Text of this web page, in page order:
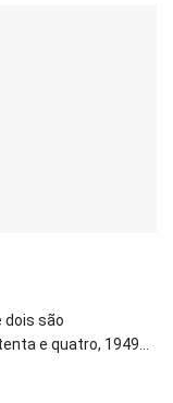
dois são
e quatro, 1949...